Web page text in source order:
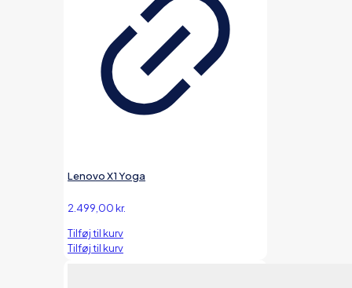
Lenovo X1 Yoga
2.499,00kr.
Tilføj til kurv
Tilføj til kurv